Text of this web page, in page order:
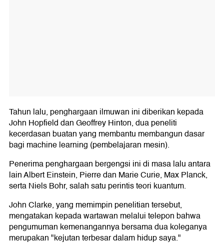
Tahun lalu, penghargaan ilmuwan ini diberikan kepada
John Hopfield dan Geoffrey Hinton, dua peneliti
kecerdasan buatan yang membantu membangun dasar
bagi machine learning (pembelajaran mesin).
Penerima penghargaan bergengsi ini di masa lalu antara
lain Albert Einstein, Pierre dan Marie Curie, Max Planck,
serta Niels Bohr, salah satu perintis teori kuantum.
John Clarke, yang memimpin penelitian tersebut,
mengatakan kepada wartawan melalui telepon bahwa
pengumuman kemenangannya bersama dua koleganya
merupakan "kejutan terbesar dalam hidup saya."